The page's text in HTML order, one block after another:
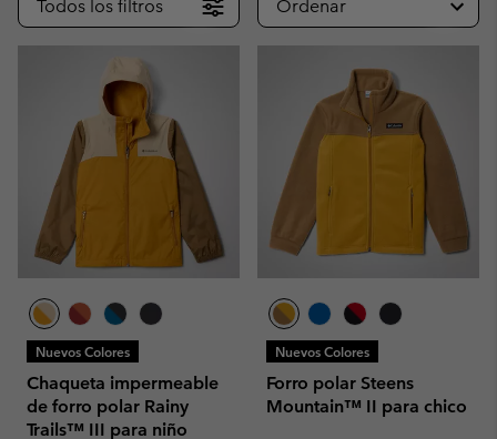
Todos los filtros Ordenar
Nuevos Colores
Chaqueta impermeable
de forro polar Rainy
Trails™ III para niño
Nuevos Colores
Forro polar Steens
Mountain™ II para chico